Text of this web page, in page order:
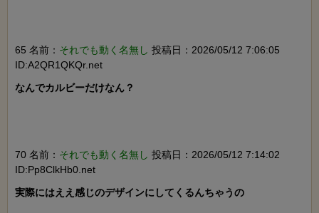
65 名前： それでも動く名無し 投稿日：2026/05/12 7:06:05
ID:A2QR1QKQr.net
なんでカルビーだけなん？
70 名前： それでも動く名無し 投稿日：2026/05/12 7:14:02
ID:Pp8ClkHb0.net
実際にはええ感じのデザインにしてくるんちゃうの